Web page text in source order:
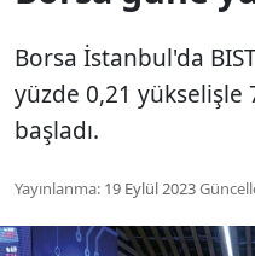
Borsa İstanbul'da
yüzde 0,21 yükselişle
başladı.
Yayınlanma: 19 Eylül 2023